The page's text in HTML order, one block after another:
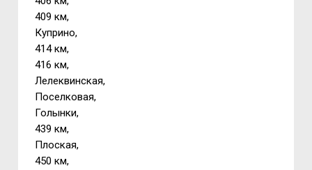
409 км,
Куприно,
414 км,
416 км,
Лелеквинская,
Поселковая,
Голынки,
439 км,
Плоская,
450 км,